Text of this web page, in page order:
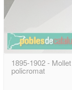
1895-1902 -
policromat